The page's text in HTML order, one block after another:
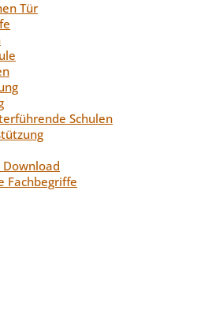
Tür
Schulen
Fachbegriffe